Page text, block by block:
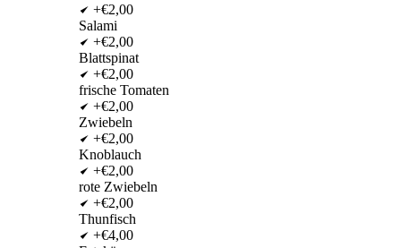
+€2,00
Salami
+€2,00
Blattspinat
+€2,00
frische Tomaten
+€2,00
Zwiebeln
+€2,00
Knoblauch
+€2,00
rote Zwiebeln
+€2,00
Thunfisch
+€4,00